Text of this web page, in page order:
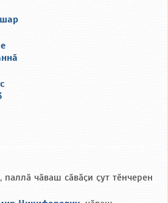
, паллӑ чӑваш сӑвӑҫи ҫут тӗнчерен